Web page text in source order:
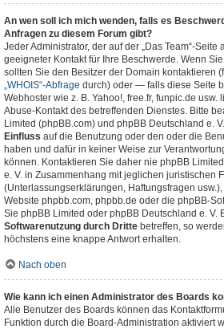
An wen soll ich mich wenden, falls es
Anfragen zu diesem Forum gibt?
Jeder Administrator, der auf der „Das Team“-Seite
geeigneter Kontakt für Ihre Beschwerde. Wenn
sollten Sie den Besitzer der Domain kontaktieren
„WHOIS“-Abfrage durch) oder — falls diese Seite
Webhoster wie z. B. Yahoo!, free.fr, funpic.de
Abuse-Kontakt des betreffenden Dienstes. Bitte
Limited (phpBB.com) und phpBB Deutschland e.
Einfluss auf die Benutzung oder den oder die
haben und dafür in keiner Weise zur
können. Kontaktieren Sie daher nie phpBB
e. V. in Zusammenhang mit jeglichen juristischen
(Unterlassungserklärungen, Haftungsfragen usw.),
Website phpbb.com, phpbb.de oder die phpBB-
Sie phpBB Limited oder phpBB Deutschland e. V.
Softwarenutzung durch Dritte betreffen, so
höchstens eine knappe Antwort erhalten.
Nach oben
Wie kann ich einen Administrator des Boards
Alle Benutzer des Boards können das
Funktion durch die Board-Administration aktiviert